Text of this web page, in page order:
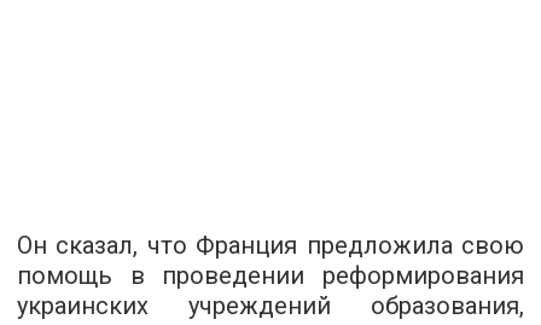
Он сказал, что Франция предложила свою
помощь в проведении реформирования
украинских учреждений образования,